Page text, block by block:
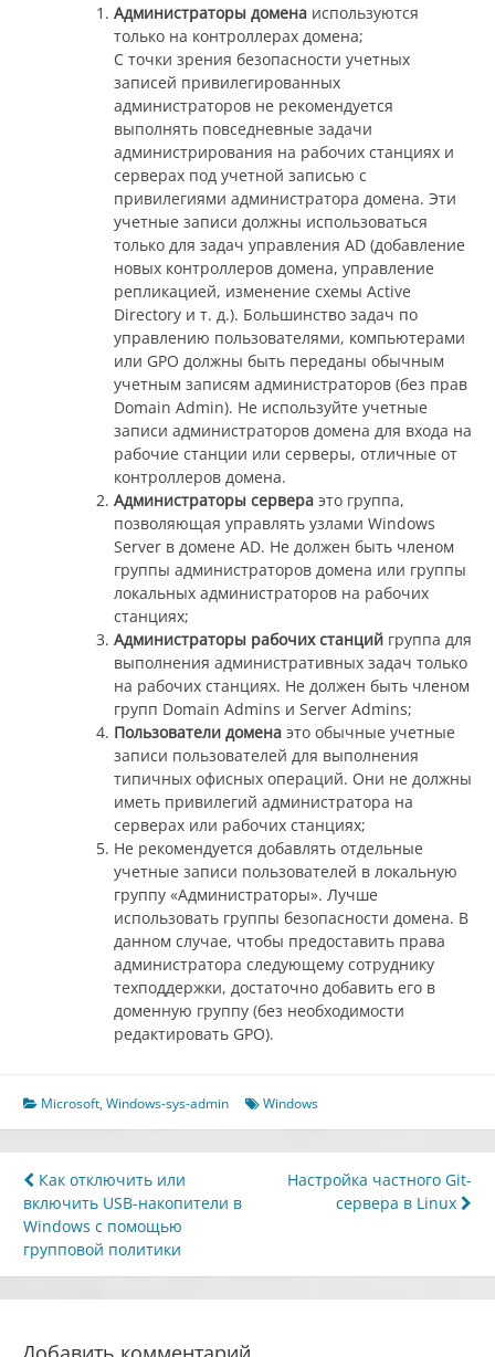
Администраторы домена используются
только на контроллерах домена;
С точки зрения безопасности учетных
записей привилегированных
администраторов не рекомендуется
выполнять повседневные задачи
администрирования на рабочих станциях и
серверах под учетной записью с
привилегиями администратора домена. Эти
учетные записи должны использоваться
только для задач управления AD (добавление
новых контроллеров домена, управление
репликацией, изменение схемы Active
Directory и т. д.). Большинство задач по
управлению пользователями, компьютерами
или GPO должны быть переданы обычным
учетным записям администраторов (без прав
Domain Admin). Не используйте учетные
записи администраторов домена для входа на
рабочие станции или серверы, отличные от
контроллеров домена.
Администраторы сервера это группа,
позволяющая управлять узлами Windows
Server в домене AD. Не должен быть членом
группы администраторов домена или группы
локальных администраторов на рабочих
станциях;
Администраторы рабочих станций группа для
выполнения административных задач только
на рабочих станциях. Не должен быть членом
групп Domain Admins и Server Admins;
Пользователи домена это обычные учетные
записи пользователей для выполнения
типичных офисных операций. Они не должны
иметь привилегий администратора на
серверах или рабочих станциях;
Не рекомендуется добавлять отдельные
учетные записи пользователей в локальную
группу «Администраторы». Лучше
использовать группы безопасности домена. В
данном случае, чтобы предоставить права
администратора следующему сотруднику
техподдержки, достаточно добавить его в
доменную группу (без необходимости
редактировать GPO).
Microsoft,Windows-sys-admin Windows
Навигация
по
записям
Как отключить или
включить USB-накопители в
Windows с помощью
групповой политики
Настройка частного Git-
сервера в Linux